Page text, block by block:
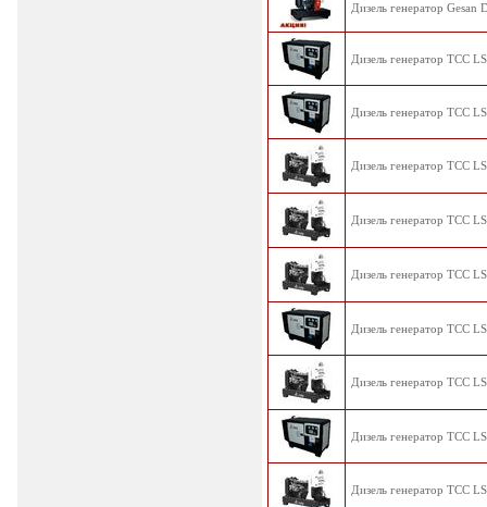
Дизель генератор Gesan
Дизель генератор TCC
Дизель генератор TCC
Дизель генератор TCC
Дизель генератор TCC
Дизель генератор TCC
Дизель генератор TCC
Дизель генератор TCC
Дизель генератор TCC
Дизель генератор TCC